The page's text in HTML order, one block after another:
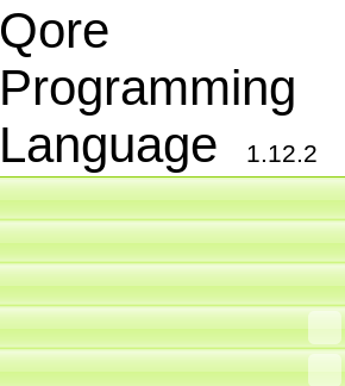
Qore
Programming
Language
1.12.2